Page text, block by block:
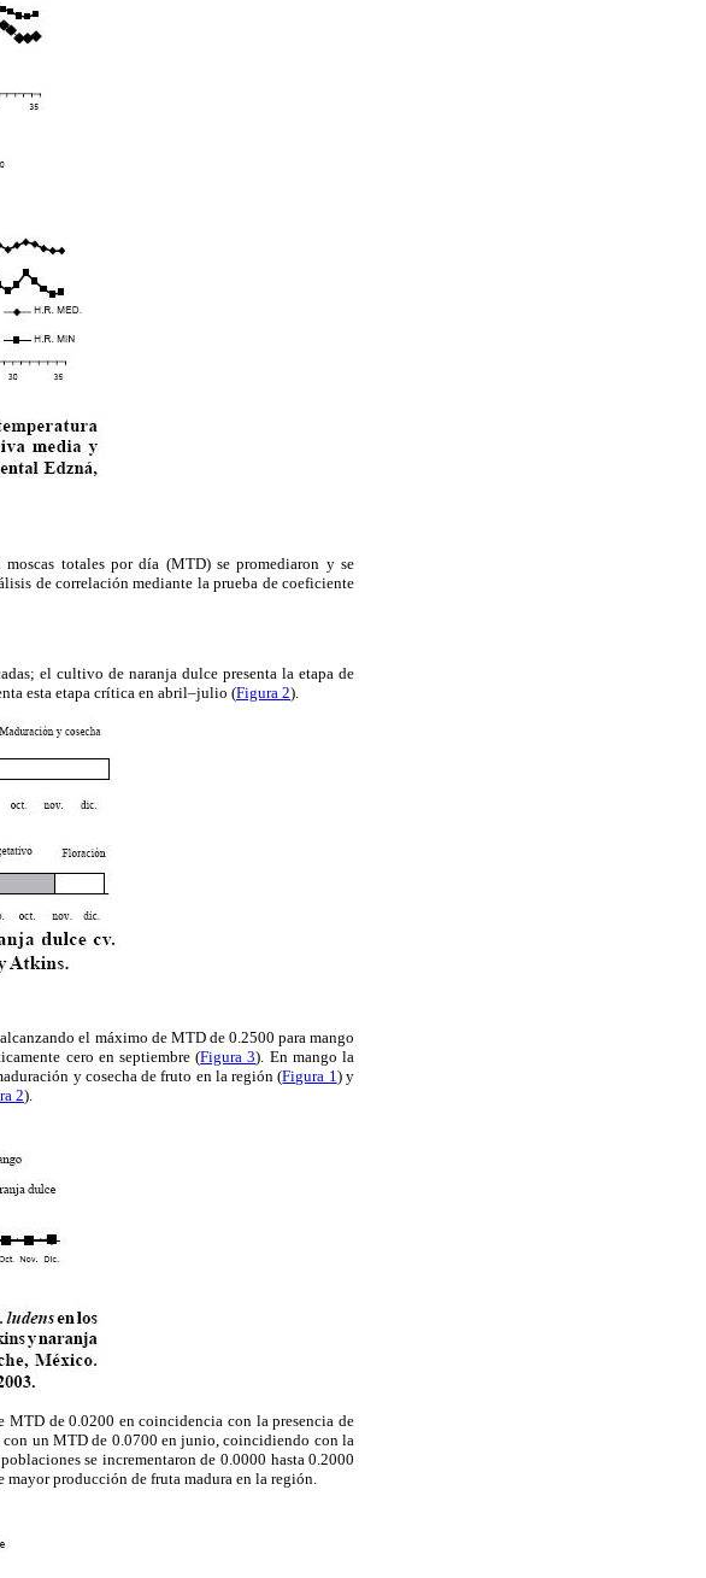
moscas totales por día (MTD) se promediaron y se
de correlación mediante la prueba de coeficiente
el cultivo de naranja dulce presenta la etapa de
esta etapa crítica en abril–julio (Figura 2).
el máximo de MTD de 0.2500 para mango
cero en septiembre (Figura 3). En mango la
y cosecha de fruto en la región (Figura 1) y
2).
MTD de 0.0200 en coincidencia con la presencia de
un MTD de 0.0700 en junio, coincidiendo con la
se incrementaron de 0.0000 hasta 0.2000
mayor producción de fruta madura en la región.